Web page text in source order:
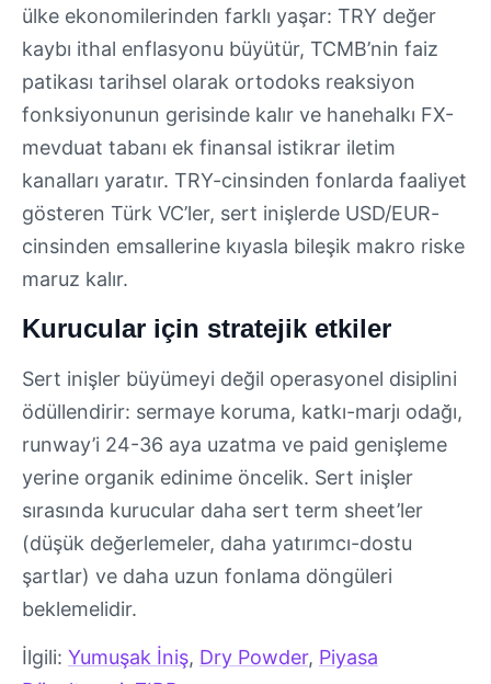
ülke ekonomilerinden farklı yaşar: TRY değer
kaybı ithal enflasyonu büyütür, TCMB’nin faiz
patikası tarihsel olarak ortodoks reaksiyon
fonksiyonunun gerisinde kalır ve hanehalkı FX-
mevduat tabanı ek finansal istikrar iletim
kanalları yaratır. TRY-cinsinden fonlarda faaliyet
gösteren Türk VC’ler, sert inişlerde USD/EUR-
cinsinden emsallerine kıyasla bileşik makro riske
maruz kalır.
Kurucular için stratejik etkiler
Sert inişler büyümeyi değil operasyonel disiplini
ödüllendirir: sermaye koruma, katkı-marjı odağı,
runway’i 24-36 aya uzatma ve paid genişleme
yerine organik edinime öncelik. Sert inişler
sırasında kurucular daha sert term sheet’ler
(düşük değerlemeler, daha yatırımcı-dostu
şartlar) ve daha uzun fonlama döngüleri
beklemelidir.
İlgili: Yumuşak İniş, Dry Powder, Piyasa